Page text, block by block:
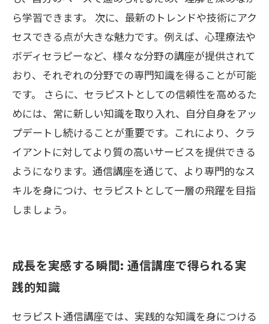
ら学習できます。 次に、最新のトレンドや技術にアク
セスできる点が大きな魅力です。例えば、心理療法や
ボディセラピーなど、様々な分野の講座が提供されて
おり、それぞれの分野での専門知識を得ることが可能
です。 さらに、セラピストとしての信頼性を高めるた
めには、常に新しい知識を取り入れ、自分自身をアッ
プデートし続けることが重要です。これにより、クラ
イアントに対してより質の高いサービスを提供できる
ようになります。通信講座を通じて、より専門的なス
キルを身につけ、セラピストとして一層の飛躍を目指
しましょう。
成長を実感する瞬間: 通信講座で得られる実
践的知識
セラピスト通信講座では、実践的な知識を身につける